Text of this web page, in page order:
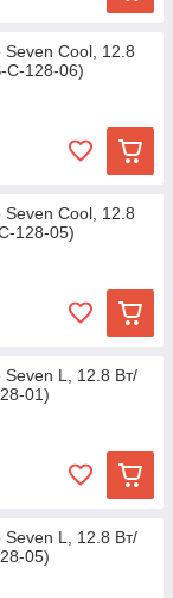
Cool, 12.8
C-128-06)
Cool, 12.8
128-05)
L, 12.8 Вт/
01)
L, 12.8 Вт/
05)